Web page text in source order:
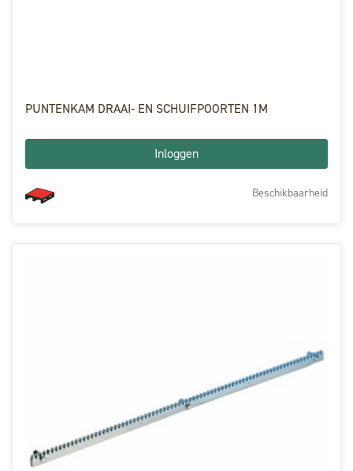
PUNTENKAM DRAAI- EN SCHUIFPOORTEN 1M
Inloggen
Beschikbaarheid